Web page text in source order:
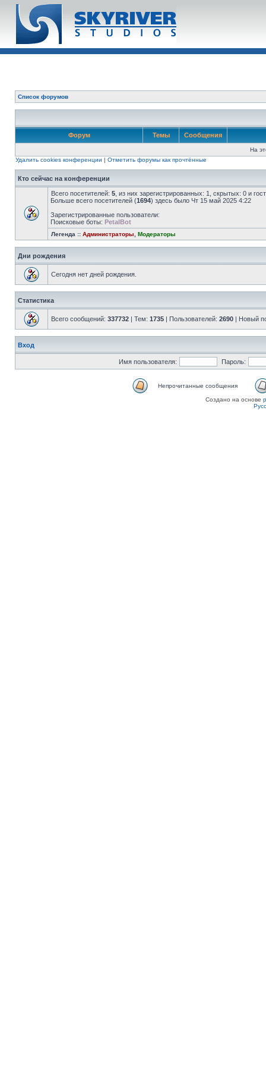
Список форумов
Форум Темы Сообщения
На
Удалить cookies конференции | Отметить форумы как прочтённые
Кто сейчас на конференции
Всего посетителей: 5 , из них зарегистрированных: 1, скрытых: 0 и
Больше всего посетителей (1694) здесь было Чт 15 май 2025 4:22
Зарегистрированные пользователи:
Поисковые боты: PetalBot
Легенда :: Администраторы Модераторы
Дни рождения
Сегодня нет дней рождения.
Статистика
Всего сообщений: 337732 | Тем: 1735 | Пользователей: 2690 | Новый
Вход
Имя пользователя: Пароль:
Непрочитанные сообщения
Создано на основе